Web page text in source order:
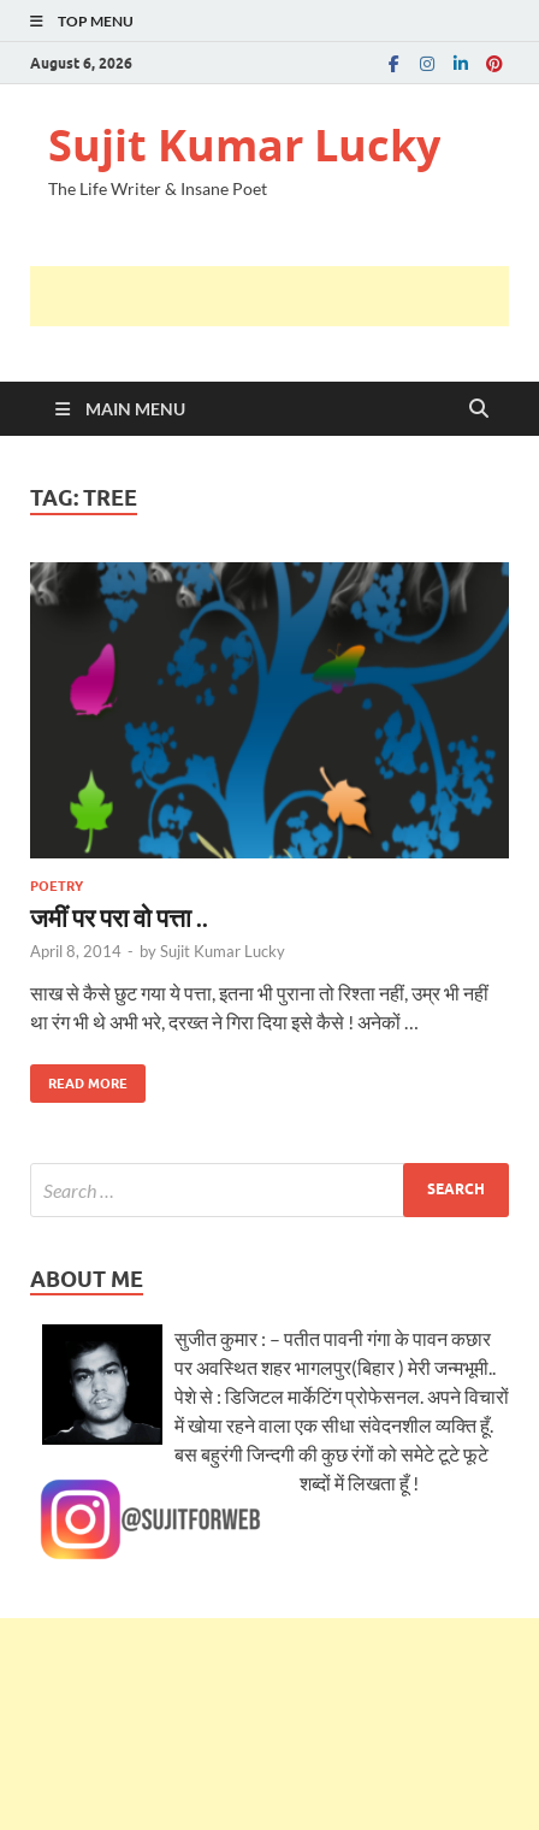
TOP MENU
August 6, 2026
Sujit Kumar Lucky
The Life Writer & Insane Poet
MAIN MENU
TAG:TREE
POETRY
जमीं पर परा वो पत्ता ..
April 8, 2014 - bySujit Kumar Lucky
साख से कैसे छुट गया ये पत्ता, इतना भी पुराना तो रिश्ता नहीं, उम्र भी नहीं
था रंग भी थे अभी भरे, दरख्त ने गिरा दिया इसे कैसे ! अनेकों …
READ MORE
ABOUT ME
सुजीत कुमार : – पतीत पावनी गंगा के पावन कछार
पर अवस्थित शहर भागलपुर(बिहार ) मेरी जन्मभूमी..
पेशे से : डिजिटल मार्केटिंग प्रोफेसनल. अपने विचारों
में खोया रहने वाला एक सीधा संवेदनशील व्यक्ति हूँ.
बस बहुरंगी जिन्दगी की कुछ रंगों को समेटे टूटे फूटे
शब्दों में लिखता हूँ !